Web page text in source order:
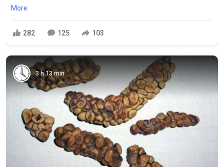
More
282 125 103
3 h 13 min